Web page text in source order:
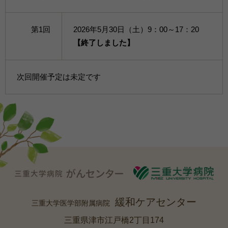
第1回
2026年5月30日（土）9：00～17：20
【終了しました】
次回開催予定は未定です
三重大学医学部附属病院 緩和ケアセンター
三重県津市江戸橋2丁目174